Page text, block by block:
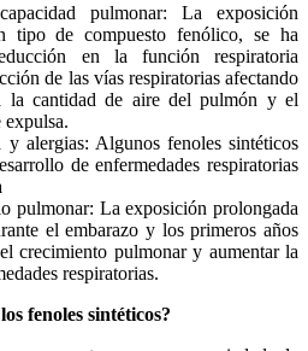
pulmonar: La exposición
tipo de compuesto fenólico, se ha
en la función respiratoria
de las vías respiratorias afectando
la cantidad de aire del pulmón y el
expulsa.
alergias: Algunos fenoles sintéticos
de enfermedades respiratorias
pulmonar: La exposición prolongada
el embarazo y los primeros años
crecimiento pulmonar y aumentar la
respiratorias.
fenoles sintéticos?